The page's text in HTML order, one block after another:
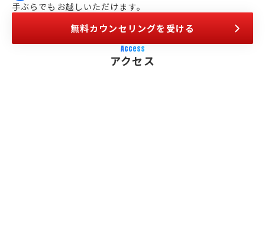
手ぶらでもお越しいただけます。
無料カウンセリングを受ける
Access
アクセス